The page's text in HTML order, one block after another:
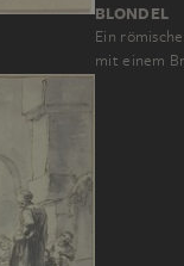
BLONDEL
Ein
mit einem